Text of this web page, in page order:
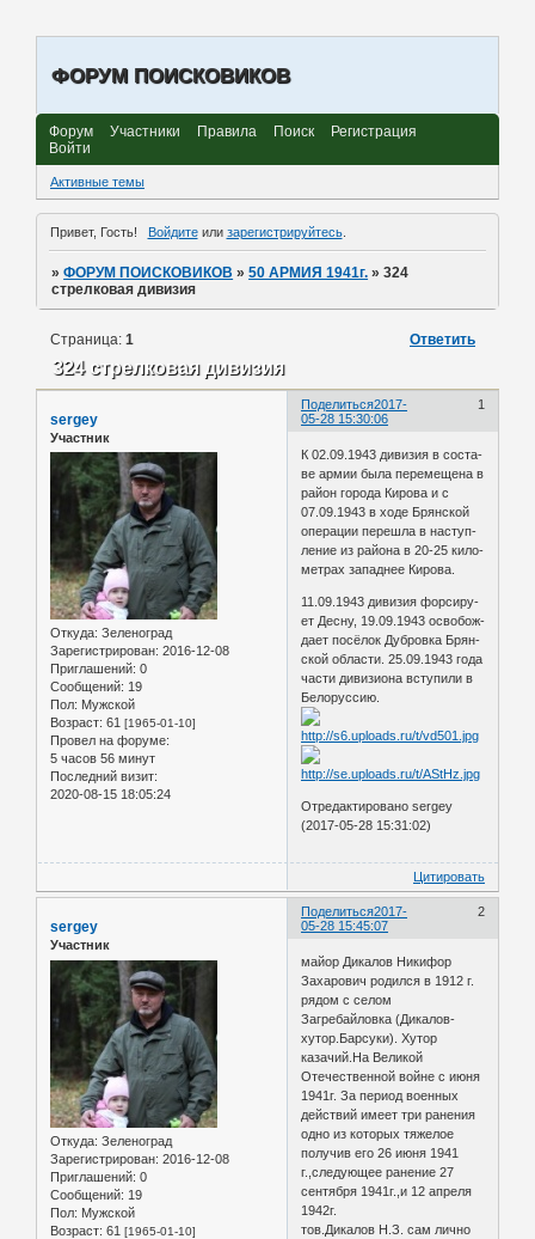
ФОРУМ ПОИСКОВИКОВ
Форум Участники Правила Поиск
Регистрация
Войти
Активные темы
Привет, Гость! Войдитеили зарегистрируйтесь.
»ФОРУМ ПОИСКОВИКОВ »50 АРМИЯ 1941г. »324
стрелковая дивизия
324 стрелковая дивизия
Страница:1 Ответить
Поделиться 1
2017-
05-28 15:30:06
sergey
Участник
Откуда: Зеленоград
Зарегистрирован: 2016-12-08
Приглашений: 0
Сообщений: 19
Пол: Мужской
Возраст: 61 [1965-01-10]
Провел на форуме:
5 часов 56 минут
Последний визит:
2020-08-15 18:05:24
К 02.09.1943 ди­ви­зия в со­ста­
ве армии была пе­ре­ме­ще­на в
район го­ро­да Ки­ро­ва и с
07.09.1943 в ходе Брян­ской
опе­ра­ции пе­ре­ш­ла в на­ступ­
ле­ние из рай­о­на в 20-25 ки­ло­
мет­рах за­пад­нее Кирова.
11.09.1943 ди­ви­зия фор­си­ру­
ет Десну, 19.09.1943 осво­бож­
да­ет по­сё­лок Дуб­ров­ка Брян­
ской об­ла­сти. 25.09.1943 года
части ди­ви­зи­о­на всту­пи­ли в
Белоруссию.
Отредактировано sergey
(2017-05-28 15:31:02)
Цитировать
Поделиться 2
2017-
05-28 15:45:07
sergey
Участник
Откуда: Зеленоград
Зарегистрирован: 2016-12-08
Приглашений: 0
Сообщений: 19
Пол: Мужской
Возраст: 61 [1965-01-10]
майор Дикалов Никифор
Захарович родился в 1912 г.
рядом с селом
Загребайловка (Дикалов-
хутор.Барсуки). Хутор
казачий.На Великой
Отечественной войне с июня
1941г. За период военных
действий имеет три ранения
одно из которых тяжелое
получив его 26 июня 1941
г.,следующее ранение 27
сентября 1941г.,и 12 апреля
1942г.
тов.Дикалов Н.З. сам лично